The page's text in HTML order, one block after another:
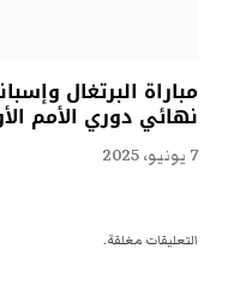
مباراة البرتغال
نهائي دوري الأمم
7 يونيو، 2025
التعليقات مغلقة.